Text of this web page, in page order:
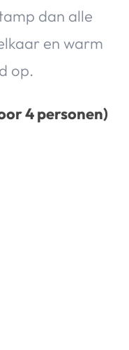
dan alle
en warm
op.
4 personen)